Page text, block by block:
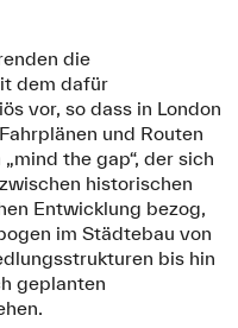
die
dem dafür
vor, so dass in London
und Routen
the gap“, der sich
historischen
Entwicklung bezog,
im Städtebau von
bis hin
geplanten